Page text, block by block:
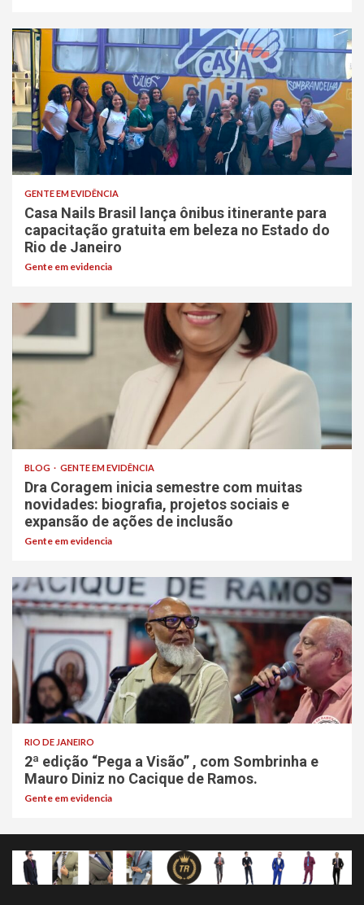
GENTE EM EVIDÊNCIA
Casa Nails Brasil lança ônibus itinerante para
capacitação gratuita em beleza no Estado do
Rio de Janeiro
Gente em evidencia
BLOG GENTE EM EVIDÊNCIA
Dra Coragem inicia semestre com muitas
novidades: biografia, projetos sociais e
expansão de ações de inclusão
Gente em evidencia
RIO DE JANEIRO
2ª edição “Pega a Visão” , com Sombrinha e
Mauro Diniz no Cacique de Ramos.
Gente em evidencia